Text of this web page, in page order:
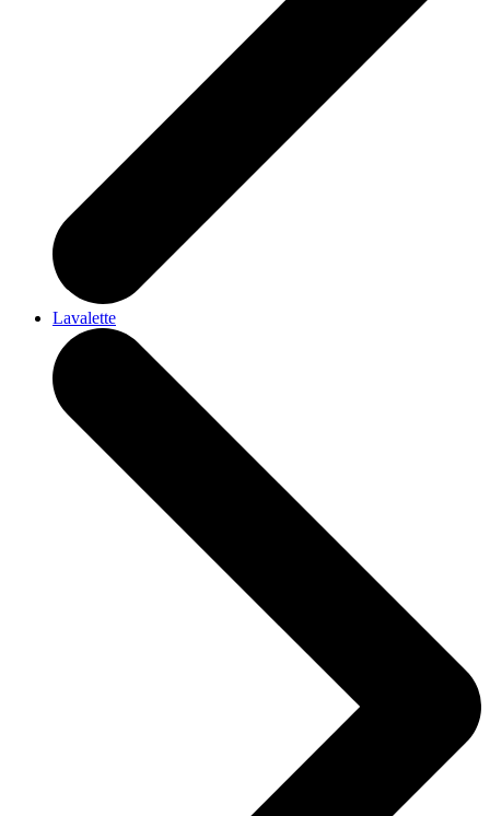
Lavalette